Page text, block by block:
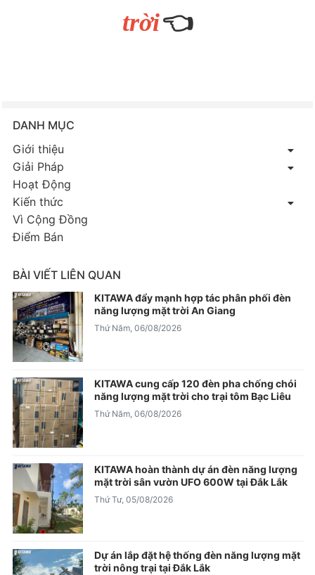
trời👈
DANH MỤC
Giới thiệu
Giải Pháp
Hoạt Động
Kiến thức
Vì Cộng Đồng
Điểm Bán
BÀI VIẾT LIÊN QUAN
KITAWA đẩy mạnh hợp tác phân phối đèn
năng lượng mặt trời An Giang
Thứ Năm, 06/08/2026
KITAWA cung cấp 120 đèn pha chống chói
năng lượng mặt trời cho trại tôm Bạc Liêu
Thứ Năm, 06/08/2026
KITAWA hoàn thành dự án đèn năng lượng
mặt trời sân vườn UFO 600W tại Đắk Lắk
Thứ Tư, 05/08/2026
Dự án lắp đặt hệ thống đèn năng lượng mặt
trời nông trại tại Đắk Lắk